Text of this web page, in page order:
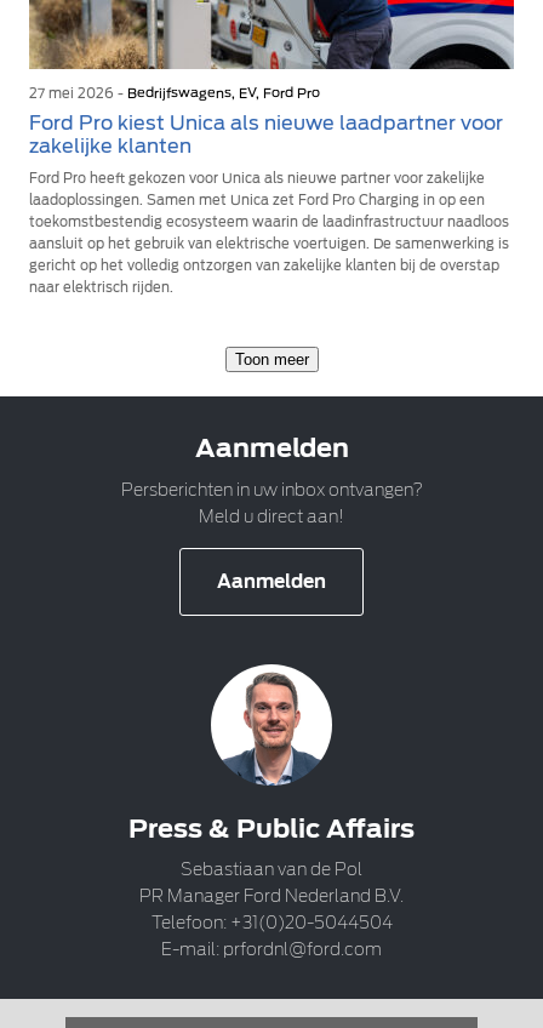
27 mei 2026 - Bedrijfswagens, EV, Ford Pro
Ford Pro kiest Unica als nieuwe laadpartner voor
zakelijke klanten
Ford Pro heeft gekozen voor Unica als nieuwe partner voor zakelijke
laadoplossingen. Samen met Unica zet Ford Pro Charging in op een
toekomstbestendig ecosysteem waarin de laadinfrastructuur naadloos
aansluit op het gebruik van elektrische voertuigen. De samenwerking is
gericht op het volledig ontzorgen van zakelijke klanten bij de overstap
naar elektrisch rijden.
Toon meer
Aanmelden
Persberichten in uw inbox ontvangen?
Meld u direct aan!
Aanmelden
Press & Public Affairs
Sebastiaan van de Pol
PR Manager Ford Nederland B.V.
Telefoon: +31(0)20-5044504
E-mail: prfordnl@ford.com